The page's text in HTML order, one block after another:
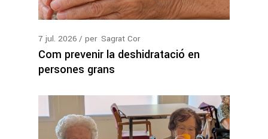
7 jul. 2026 per Sagrat Cor
Com prevenir la deshidratació en
persones grans